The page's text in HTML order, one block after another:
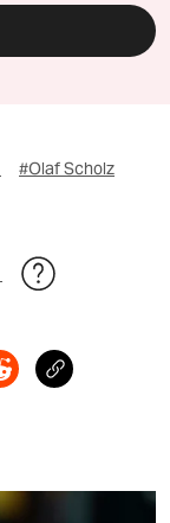
#Olaf Scholz